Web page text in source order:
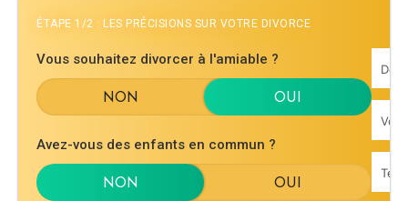
ÉTAPE 1/2 : LES PRÉCISIONS SUR VOTRE DIVORCE
Vous souhaitez divorcer à l'amiable ?
Avez-vous des enfants en commun ?